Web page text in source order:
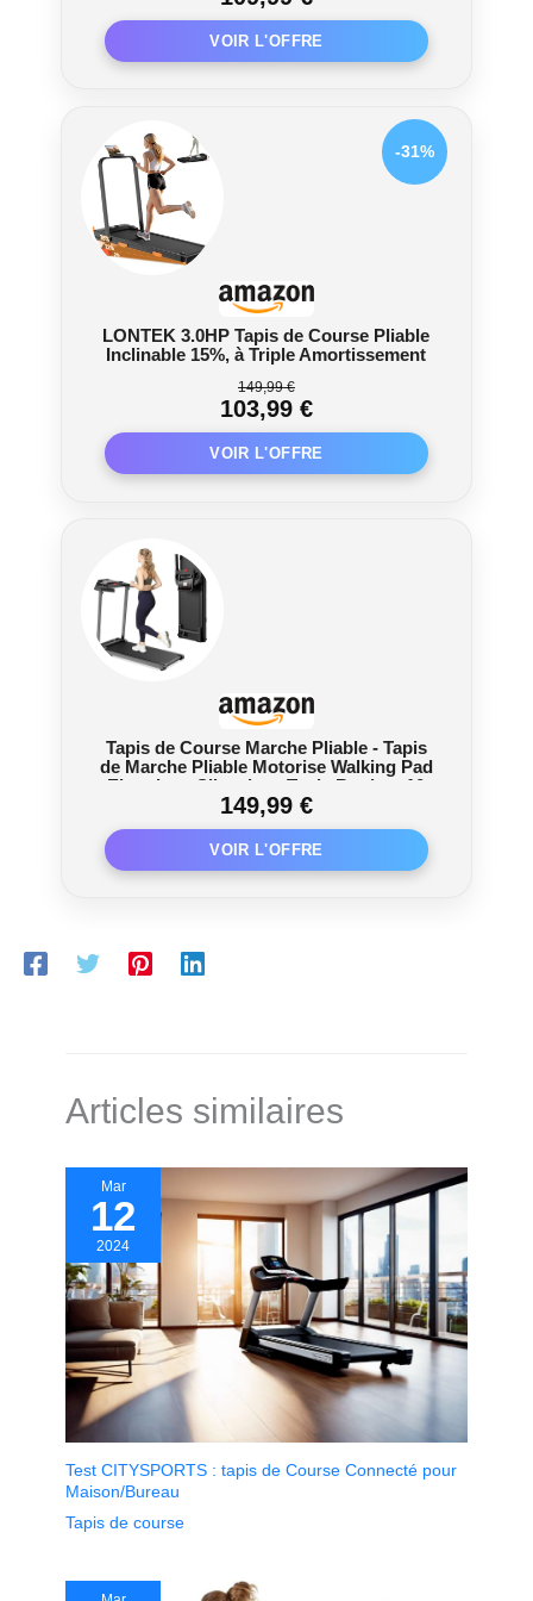
couches offrent un entraînement tout en
douceur pour les articulations. WalkingPad R2
est livré avec une garantie de 12 mois pour tous
LONTEK 3.0HP Tapis de Course Pliable
Inclinable 15%, à Triple Amortissement
149,99 €
103,99 €
-31%
Tapis de Course Marche Pliable - Tapis
de Marche Pliable Motorise Walking Pad
Electrique Silencieux Tapis Roulant 10
km/h Treadmill Compact pour la Maison
149,99 €
Articles similaires
Mar
12
2024
Test CITYSPORTS : tapis de Course Connecté pour
Maison/Bureau
Tapis de course